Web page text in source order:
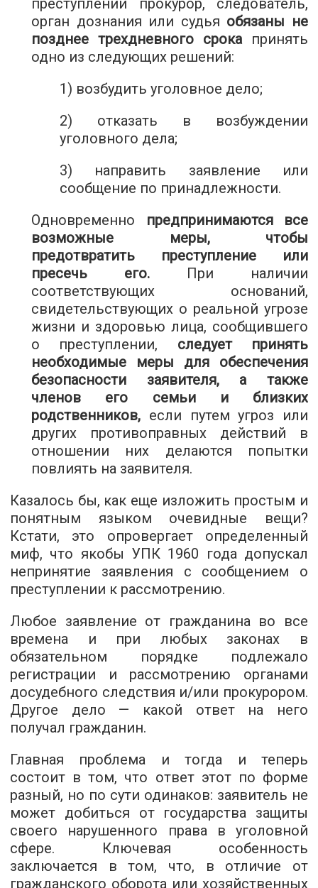
преступлении прокурор, следователь,
орган дознания или судья обязаны не
позднее трехдневного срокапринять
одно из следующих решений:
1) возбудить уголовное дело;
2) отказать в возбуждении
уголовного дела;
3) направить заявление или
сообщение по принадлежности.
Одновременно
предпринимаются все
возможные меры, чтобы
предотвратить преступление или
пресечь его. При наличии
соответствующих оснований,
свидетельствующих о реальной угрозе
жизни и здоровью лица, сообщившего
о преступлении, следует принять
необходимые меры для обеспечения
безопасности заявителя, а также
членов его семьи и близких
родственников, если путем угроз или
других противоправных действий в
отношении них делаются попытки
повлиять на заявителя.
Казалось бы, как еще изложить простым и
понятным языком очевидные вещи?
Кстати, это опровергает определенный
миф, что якобы УПК 1960 года допускал
непринятие заявления с сообщением о
преступлении к рассмотрению.
Любое заявление от гражданина во все
времена и при любых законах в
обязательном порядке подлежало
регистрации и рассмотрению органами
досудебного следствия и/или прокурором.
Другое дело — какой ответ на него
получал гражданин.
Главная проблема и тогда и теперь
состоит в том, что ответ этот по форме
разный, но по сути одинаков: заявитель не
может добиться от государства защиты
своего нарушенного права в уголовной
сфере. Ключевая особенность
заключается в том, что, в отличие от
гражданского оборота или хозяйственных